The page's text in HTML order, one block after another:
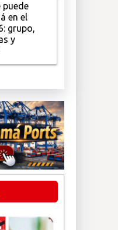
puede
en el
grupo,
y